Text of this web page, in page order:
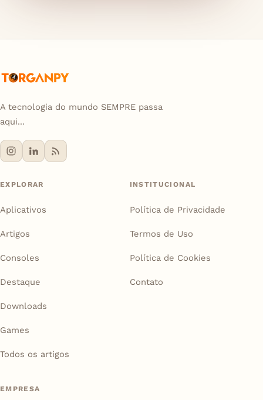
A tecnologia do mundo SEMPRE passa
aqui...
EXPLORAR
Aplicativos
Artigos
Consoles
Destaque
Downloads
Games
Todos os artigos
INSTITUCIONAL
Política de Privacidade
Termos de Uso
Política de Cookies
Contato
EMPRESA